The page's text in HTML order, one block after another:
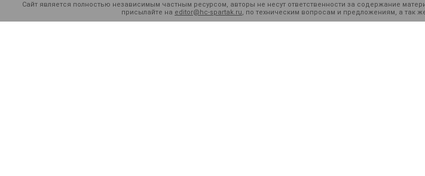
Сайт является полностью независимым частным ресурсом, авторы не несут ответственности за содержание
присылайте на editor@hc-spartak.ru, по техническим вопросам и предложениям, а так